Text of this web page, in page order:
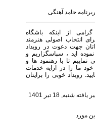
حامد آهنگی
گرامی از اینکه باشگاه
انتخاب اصولی هنرمند
جهت دعوت در رویداد
اید ، سپاسگزاریم و
تا با رهنمود ها و
ما را در ارایه خدمات
رویداد خوبی را برایتان
آخرین بار تغییر یافته شنبه, 18 تیر 1401
مورد